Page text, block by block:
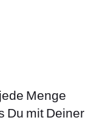
Menge
Du mit Deiner